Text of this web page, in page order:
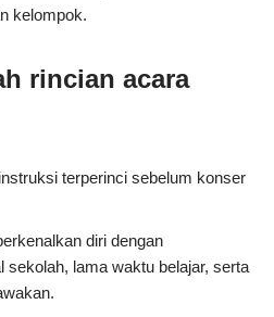
kelompok.
rincian acara
terperinci sebelum konser
diri dengan
sekolah, lama waktu belajar, serta